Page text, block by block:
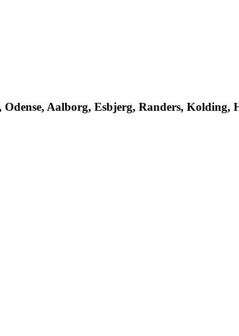
Aalborg, Esbjerg, Randers, Kolding,